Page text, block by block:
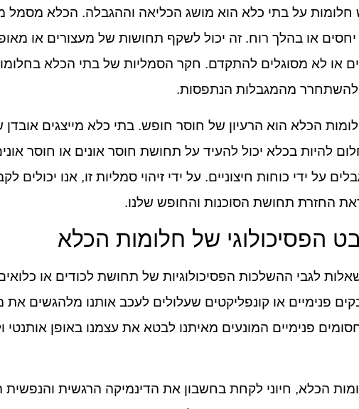
על בתי כלא הוא מושג הכליאה וההגבלה. הכלא מסמל
או בהלך רוח. זה יכול לשקף תחושות של מעצורים או
או לא מסוגלים להתקדם. חקר הסמליות של בתי הכלא
להשתחרר מהמגבלות הנתפסות.
הכלא הוא הרעיון של חוסר חופש. בתי כלא מייצגים אובדן
להיות בכלא יכול להעיד על תחושת חוסר אונים או חוסר
על ידי כוחות חיצוניים. על ידי זיהוי סמליות זו, אנו יכולים
החזרת תחושת הסוכנות והחופש שלנו.
הפסיכולוגי של חלומות הכלא
לגבי ההשלכות הפסיכולוגיות של תחושת לכודים או
פנימיים או קונפליקטים שעלולים לעכב אותנו מלהגשים את
פנימיים המונעים מאיתנו לבטא את עצמנו באופן אותנטי
הכלא, חיוני לקחת בחשבון את הדינמיקה הרגשית